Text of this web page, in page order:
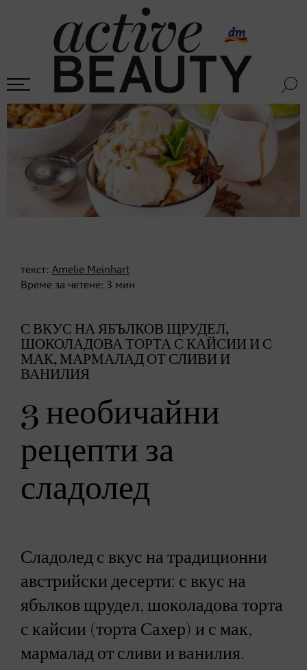
текст: Amelie Meinhart
Време за четене: 3 мин
С ВКУС НА ЯБЪЛКОВ ЩРУДЕЛ,
ШОКОЛАДОВА ТОРТА С КАЙСИИ И С
МАК, МАРМАЛАД ОТ СЛИВИ И
ВАНИЛИЯ
3 необичайни
рецепти за
сладолед
Сладолед с вкус на традиционни
австрийски десерти: с вкус на
ябълков щрудел, шоколадова торта
с кайсии (торта Сахер) и с мак,
мармалад от сливи и ванилия.